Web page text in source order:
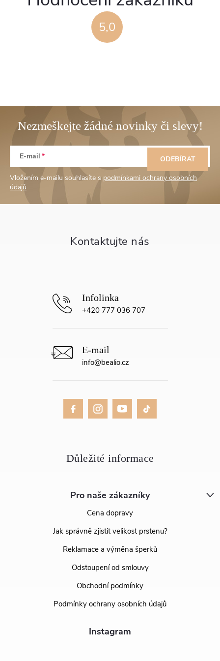
5,0
Z
p
E-mail
Vložením e-mailu souhlasíte s podmínkami ochrany osobních
údajů
ODEBÍRAT
Pro naše zákazníky
Cena dopravy
Jak správně zjistit velikost prstenu?
Reklamace a výměna šperků
Odstoupení od smlouvy
Obchodní podmínky
Podmínky ochrany osobních údajů
Instagram
info@bealio.cz
+420 777 036 707